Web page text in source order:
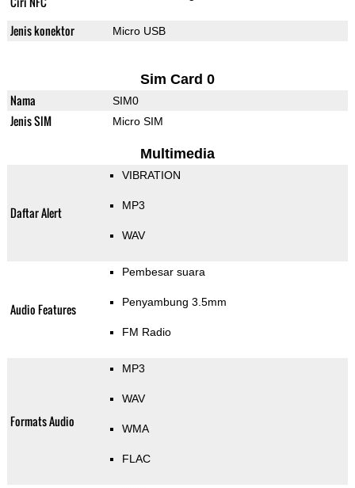
Jenis konektor Micro USB
Sim Card 0
Nama SIM0
Jenis SIM Micro SIM
Multimedia
Daftar Alert
VIBRATION
MP3
WAV
Audio Features
Pembesar suara
Penyambung 3.5mm
FM Radio
Formats Audio
MP3
WAV
WMA
FLAC